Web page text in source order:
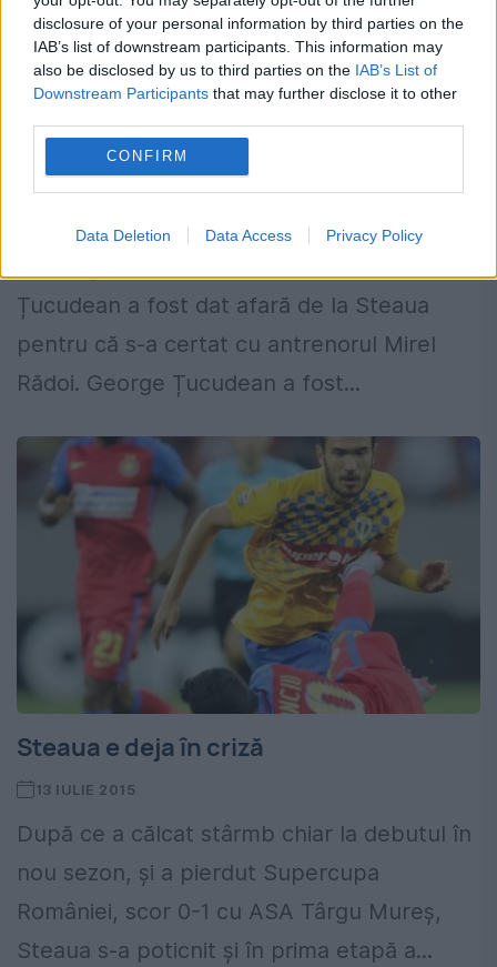
disclosure of your personal information by third parties on the
IAB’s list of downstream participants. This information may
also be disclosed by us to third parties on the IAB’s List of
Downstream Participants that may further disclose it to other
CONFIRM
Data Deletion Data Access Privacy Policy
S-a aflat motivul pentru care George
Țucudean a fost CONCEDIAT de Mirel
Rădoi
Ion Crăciunescu, fost mare arbitru
Țucudean a fost dat afară de la Steaua
pentru că s-a certat cu antrenorul Mirel
Rădoi. George Țucudean a fost...
Steaua e deja în criză
13 IULIE 2015
După ce a călcat stârmb chiar la debutul în
nou sezon, și a pierdut Supercupa
României, scor 0-1 cu ASA Târgu Mureș,
Steaua s-a poticnit și în prima etapă a...